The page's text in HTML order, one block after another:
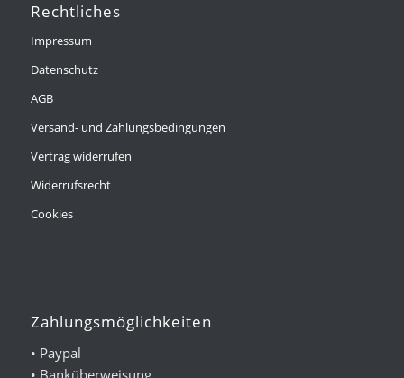
Rechtliches
Impressum
Datenschutz
AGB
Versand- und Zahlungsbedingungen
Vertrag widerrufen
Widerrufsrecht
Cookies
Zahlungsmöglichkeiten
• Paypal
• Banküberweisung